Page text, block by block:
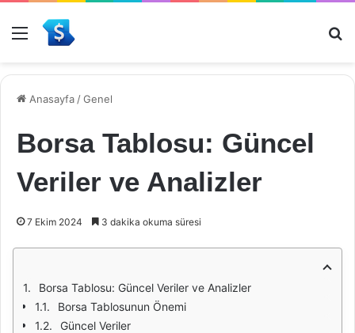
Menü
Anasayfa /Genel
Borsa Tablosu: Güncel
Veriler ve Analizler
7 Ekim 2024 3 dakika okuma süresi
Borsa Tablosu: Güncel Veriler ve Analizler
Borsa Tablosunun Önemi
Güncel Veriler